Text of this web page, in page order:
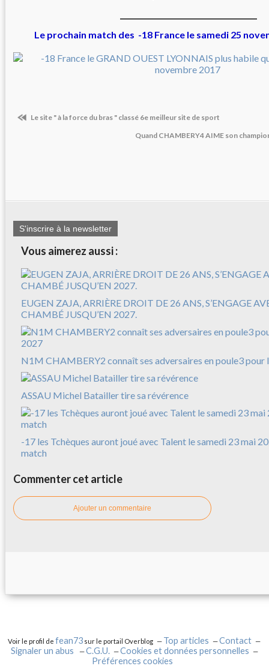
Le prochain match des -18 France le samedi 25
Le site " à la force du bras " classé 6e meilleur site de sport
Quand CHAMBERY4 AIME son
S'inscrire à la newsletter
Vous aimerez aussi :
EUGEN ZAJA, ARRIÈRE DROIT DE 26 ANS, S’ENGAGE
CHAMBÉ JUSQU’EN 2027.
N1M CHAMBERY2 connaît ses adversaires en poule3 pour
ASSAU Michel Batailler tire sa révérence
-17 les Tchèques auront joué avec Talent le samedi 23 mai
match
Commenter cet article
Ajouter un commentaire
Voir le profil defean73 sur le portail Overblog Top articles
Contact
Signaler un abus
C.G.U.
Cookies et données personnelles
Préférences cookies